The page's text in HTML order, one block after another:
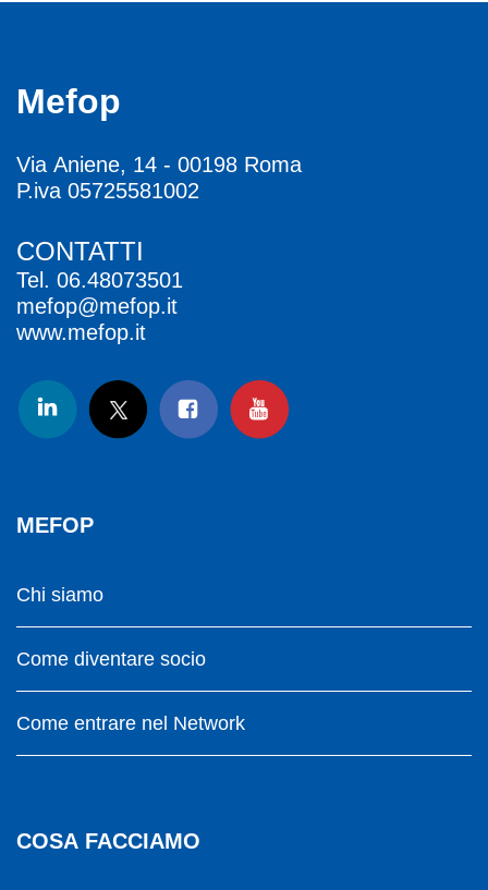
Mefop
Via Aniene, 14 - 00198 Roma
P.iva 05725581002
CONTATTI
Tel. 06.48073501
mefop@mefop.it
www.mefop.it
MEFOP
Chi siamo
Come diventare socio
Come entrare nel Network
COSA FACCIAMO